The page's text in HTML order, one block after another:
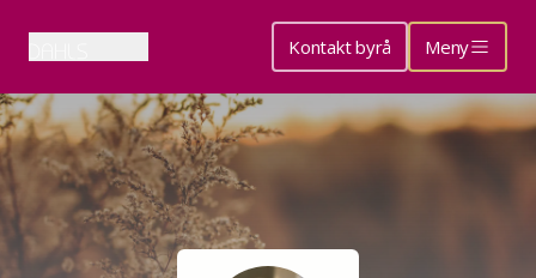
Kontakt byrå Meny